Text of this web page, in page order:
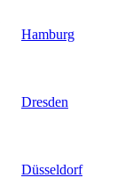
Hamburg
Dresden
Düsseldorf